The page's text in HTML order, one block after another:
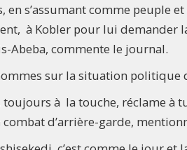
s’assumant comme peuple
à Kobler pour lui demander
Abeba, commente le journal.
sur la situation politique
à la touche, réclame à
d’arrière-garde,